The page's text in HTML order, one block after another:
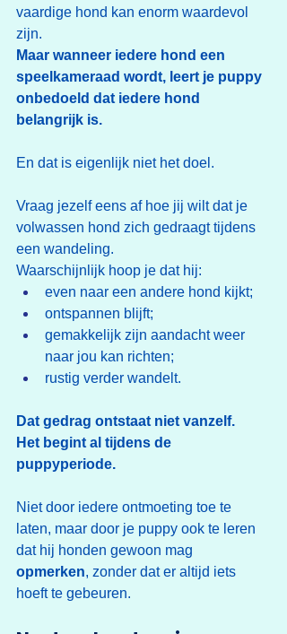
vaardige hond kan enorm waardevol
zijn.
Maar wanneer iedere hond een
speelkameraad wordt, leert je puppy
onbedoeld dat iedere hond
belangrijk is.
En dat is eigenlijk niet het doel.
Vraag jezelf eens af hoe jij wilt dat je
volwassen hond zich gedraagt tijdens
een wandeling.
Waarschijnlijk hoop je dat hij:
even naar een andere hond kijkt;
ontspannen blijft;
gemakkelijk zijn aandacht weer
naar jou kan richten;
rustig verder wandelt.
Dat gedrag ontstaat niet vanzelf.
Het begint al tijdens de
puppyperiode.
Niet door iedere ontmoeting toe te
laten, maar door je puppy ook te leren
dat hij honden gewoon mag
opmerken, zonder dat er altijd iets
hoeft te gebeuren.